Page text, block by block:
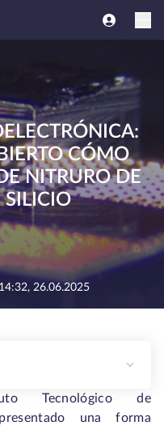
CÓMO
NITRURO DE
14:32, 26.06.2025
Tecnológico de
una forma